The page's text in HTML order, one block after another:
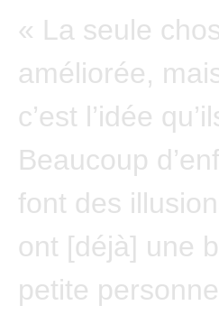
« La seule
améliorée,
c’est l’idée
Beaucoup
font des
ont [déjà] une
petite